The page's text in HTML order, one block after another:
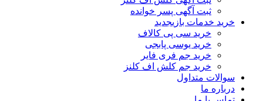
ثبت آگهی پسر خوانده
خرید خدمات بازیجدید
خرید سی پی کالاف
خرید یوسی پابجی
خرید جم فری فایر
خرید جم کلش اف کلنز
سوالات متداول
درباره ما